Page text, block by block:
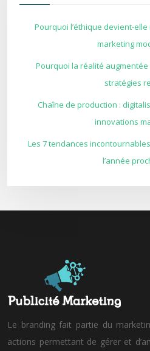
Pourquoi l’éthique devient-
marketing
Pourquoi la réalité augmentée
stratégies
Chaîne de production :
innovations
Les 7 tendances
l’année
Le branding fait partie du
actions permettant de gérer et